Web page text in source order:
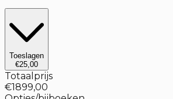
Toeslagen
€25,00
Totaalprijs
€1899,00